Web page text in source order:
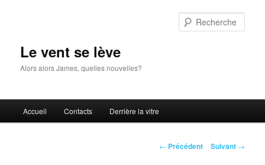
Le vent se lève
Alors alors James, quelles nouvelles?
principal
Accueil Contacts Derrière la vitre
Navigation
← Précédent Suivant →